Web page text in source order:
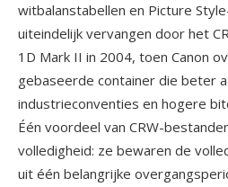
witbalanstabellen en Picture
uiteindelijk vervangen door het
1D Mark II in 2004, toen Canon
gebaseerde container die beter
industrieconventies en hogere
Één voordeel van CRW-
volledigheid: ze bewaren de
uit één belangrijke